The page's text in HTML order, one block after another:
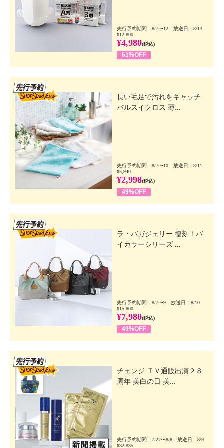
先行予約期間：8/7〜12 放送日：8/13
¥12,800
¥4,980(税込)
61%OFF
長い毛足で汚れをキャッチ
パルスイクロス 薄...
先行予約期間：8/7〜10 放送日：8/11
¥5,940
¥2,998(税込)
49%OFF
ラ・バガジェリー 復刻！バ
イカラーシリーズ ...
先行予約期間：8/7〜9 放送日：8/10
¥15,800
¥7,980(税込)
49%OFF
チェンジ ＴＶ通販出演２８
周年 美白の日 美...
先行予約期間：7/27〜8/8 放送日：8/9
¥32,835